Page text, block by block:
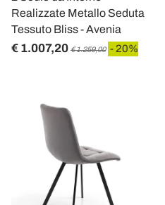
Realizzate Metallo Seduta
Tessuto Bliss - Avenia
€ 1.007,20 € 1.259,00 - 20%